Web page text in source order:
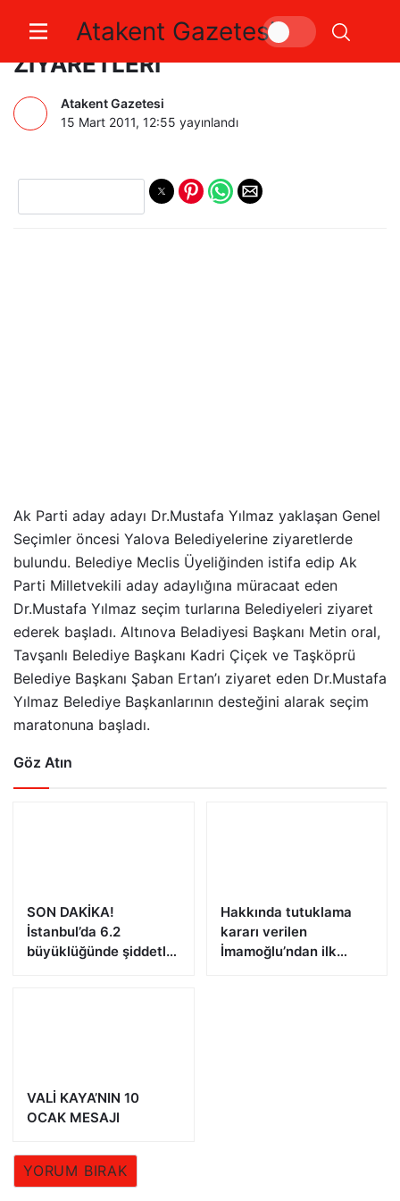
Atakent Gazetesi
DR.MUSTAFA YILMAZ’IN
ZİYARETLERİ
Atakent Gazetesi
15 Mart 2011, 12:55 yayınlandı
Ak Parti aday adayı Dr.Mustafa Yılmaz yaklaşan Genel
Seçimler öncesi Yalova Belediyelerine ziyaretlerde
bulundu. Belediye Meclis Üyeliğinden istifa edip Ak
Parti Milletvekili aday adaylığına müracaat eden
Dr.Mustafa Yılmaz seçim turlarına Belediyeleri ziyaret
ederek başladı. Altınova Beladiyesi Başkanı Metin oral,
Tavşanlı Belediye Başkanı Kadri Çiçek ve Taşköprü
Belediye Başkanı Şaban Ertan’ı ziyaret eden Dr.Mustafa
Yılmaz Belediye Başkanlarının desteğini alarak seçim
maratonuna başladı.
Göz Atın
SON DAKİKA!
İstanbul’da 6.2
büyüklüğünde şiddetli
Hakkında tutuklama
kararı verilen
İmamoğlu’ndan ilk
VALİ KAYA’NIN 10
OCAK MESAJI
YORUM BIRAK